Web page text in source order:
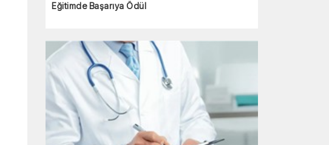
Eğitimde Başarıya Ödül